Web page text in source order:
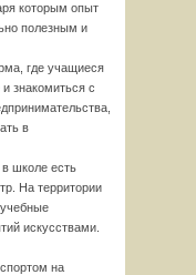
которым опыт
полезным и
где учащиеся
знакомиться с
в
в школе есть
На территории
искусствами.
на